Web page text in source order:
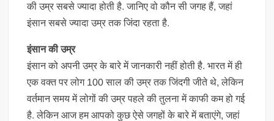
की उम्र सबसे ज्यादा होती है. जानिए वो कौन सी जगह हैं, जहां
इंसान सबसे ज्यादा उम्र तक जिंदा रहता है.
इंसान की उम्र
इंसान को अपनी उम्र के बारे में जानकारी नहीं होती है. भारत में ही
एक वक्त पर लोग 100 साल की उम्र तक जिंदगी जीते थे, लेकिन
वर्तमान समय में लोगों की उम्र पहले की तुलना में काफी कम हो गई
है. लेकिन आज हम आपको कुछ ऐसे जगहों के बारे में बताएंगे, जहां